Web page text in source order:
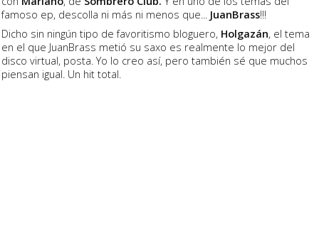
famoso ep, descolla ni más ni menos que... JuanBrass!!!
Dicho sin ningún tipo de favoritismo bloguero, Holgazán, el tema
en el que JuanBrass metió su saxo es realmente lo mejor del
disco virtual, posta. Yo lo creo así, pero también sé que muchos
piensan igual. Un hit total.